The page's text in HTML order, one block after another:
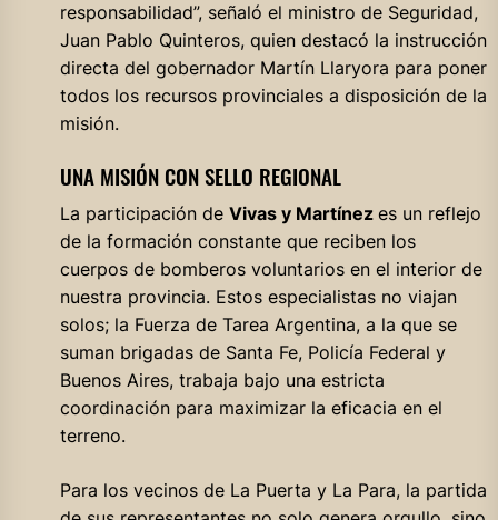
responsabilidad”, señaló el ministro de Seguridad,
Juan Pablo Quinteros, quien destacó la instrucción
directa del gobernador Martín Llaryora para poner
todos los recursos provinciales a disposición de la
misión.
UNA MISIÓN CON SELLO REGIONAL
La participación de Vivas y Martínez es un reflejo
de la formación constante que reciben los
cuerpos de bomberos voluntarios en el interior de
nuestra provincia. Estos especialistas no viajan
solos; la Fuerza de Tarea Argentina, a la que se
suman brigadas de Santa Fe, Policía Federal y
Buenos Aires, trabaja bajo una estricta
coordinación para maximizar la eficacia en el
terreno.
Para los vecinos de La Puerta y La Para, la partida